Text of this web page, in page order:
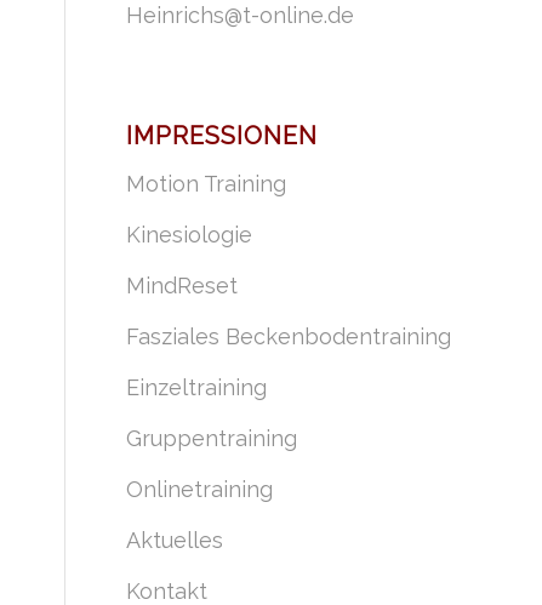
Heinrichs@t-online.de
IMPRESSIONEN
Motion Training
Kinesiologie
MindReset
Fasziales Beckenbodentraining
Einzeltraining
Gruppentraining
Onlinetraining
Aktuelles
Kontakt